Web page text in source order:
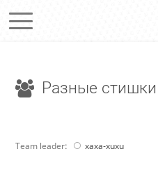
Разные стишки
Team leader: xaxa-xuxu